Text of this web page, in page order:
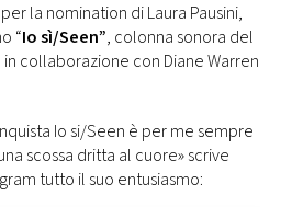
la nomination di Laura Pausini,
“Io sì/Seen”, colonna sonora del
collaborazione con Diane Warren
Io si/Seen è per me sempre
scossa dritta al cuore» scrive
tutto il suo entusiasmo: